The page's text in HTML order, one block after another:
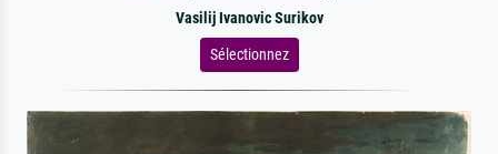
Vasilij Ivanovic Surikov
Sélectionnez